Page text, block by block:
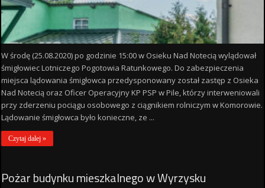
W środę (25.08.2020) po godzinie 15:00 w Osieku Nad Notecią wylądował
śmigłowiec Lotniczego Pogotowia Ratunkowego. Do zabezpieczenia
miejsca lądowania śmigłowca przedysponowany został zastęp z Osieka
Nad Notecią oraz Oficer Operacyjny KP PSP w Pile, którzy interweniowali
przy zderzeniu pociągu osobowego z ciągnikiem rolniczym w Komorowie.
Lądowanie śmigłowca było konieczne, ze ...
Czytaj dalej »
Pożar budynku mieszkalnego w Wyrzysku